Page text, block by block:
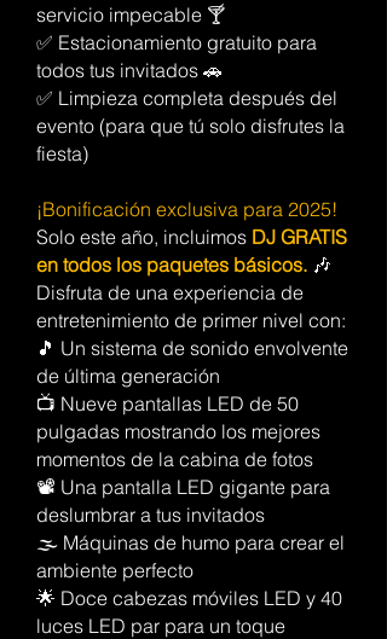
servicio impecable 🍸
✅ Estacionamiento gratuito para
todos tus invitados 🚗
✅ Limpieza completa después del
evento (para que tú solo disfrutes la
fiesta)
¡Bonificación exclusiva para 2025!
Solo este año, incluimos DJ GRATIS
en todos los paquetes básicos. 🎶
Disfruta de una experiencia de
entretenimiento de primer nivel con:
🎵 Un sistema de sonido envolvente
de última generación
📺 Nueve pantallas LED de 50
pulgadas mostrando los mejores
momentos de la cabina de fotos
📽️ Una pantalla LED gigante para
deslumbrar a tus invitados
🌫️ Máquinas de humo para crear el
ambiente perfecto
🌟 Doce cabezas móviles LED y 40
luces LED par para un toque